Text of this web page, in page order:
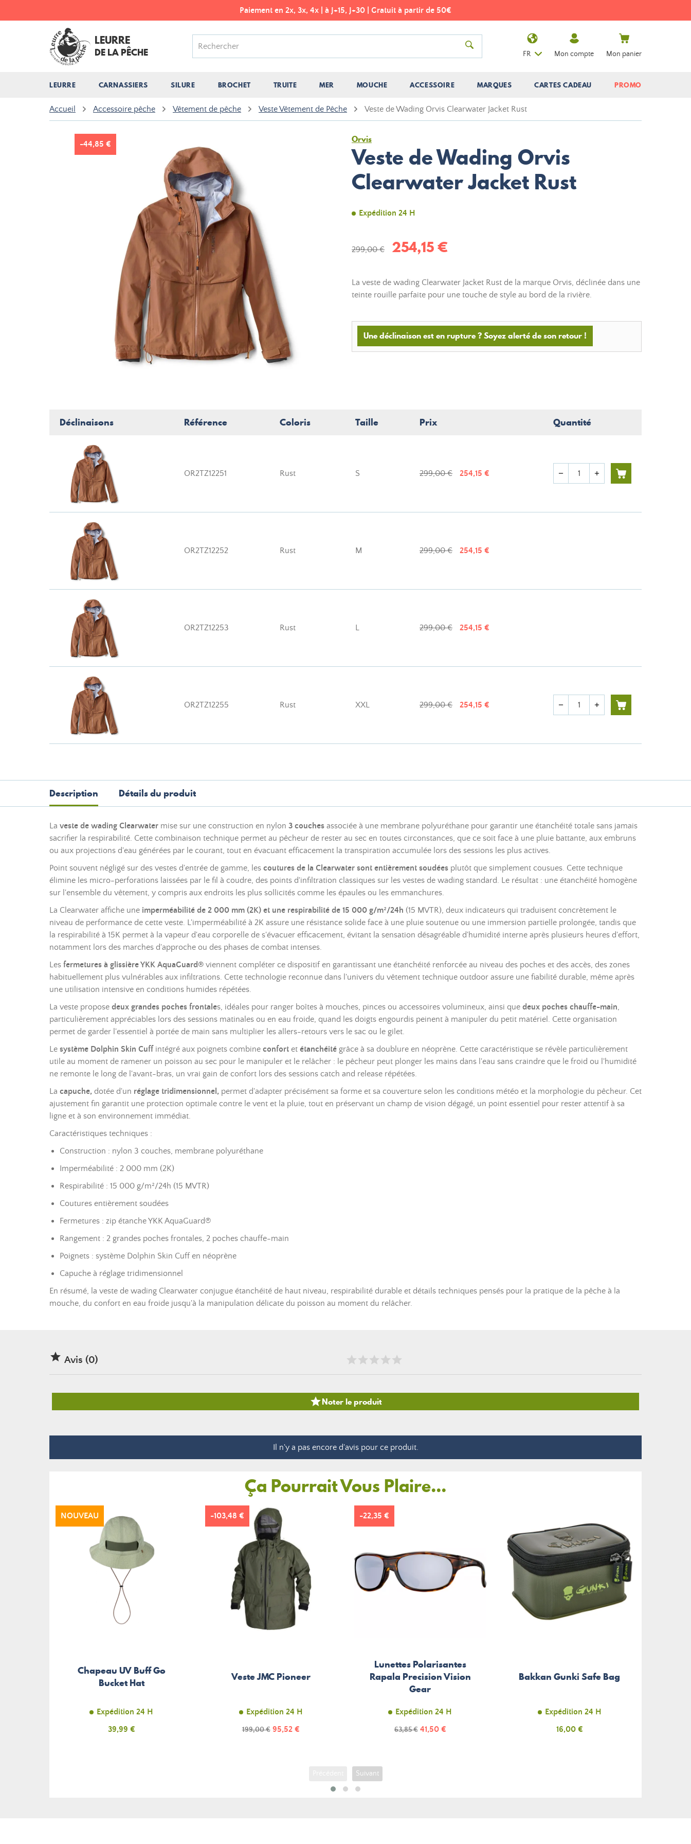
Paiement en 2x, 3x, 4x | à J+15, J+30 | Gratuit à partir de 50€
LEURRE
DE LA PÊCHE
LEURRE CARNASSIERS SILURE BROCHET TRUITE MER MOUCHE ACCESSOIRE MARQUES CARTES CADEAU PROMO
FR Mon compte Mon panier
Accueil Accessoire pêche Vêtement de pêche Veste Vêtement de Pêche Veste de Wading Orvis Clearwater Jacket Rust
-44,85 € Orvis
Veste de Wading Orvis
Clearwater Jacket Rust
Expédition 24 H
299,00 € 254,15 €
La veste de wading Clearwater Jacket Rust de la marque Orvis, déclinée dans une
teinte rouille parfaite pour une touche de style au bord de la rivière.
Une déclinaison est en rupture ? Soyez alerté de son retour !
Déclinaisons Référence Coloris Taille Prix Quantité
OR2TZ12251 Rust S 299,00 € 254,15 € Quantité
remove add
OR2TZ12252 Rust M 299,00 € 254,15 €
OR2TZ12253 Rust L 299,00 € 254,15 €
OR2TZ12255 Rust XXL 299,00 € 254,15 € Quantité
remove add
Description Détails du produit
La veste de wading Clearwater mise sur une construction en nylon 3 couches associée à une membrane polyuréthane pour garantir une étanchéité totale sans jamais
sacrifier la respirabilité. Cette combinaison technique permet au pêcheur de rester au sec en toutes circonstances, que ce soit face à une pluie battante, aux embruns
ou aux projections d'eau générées par le courant, tout en évacuant efficacement la transpiration accumulée lors des sessions les plus actives.
Point souvent négligé sur des vestes d'entrée de gamme, les coutures de la Clearwater sont entièrement soudées plutôt que simplement cousues. Cette technique
élimine les micro-perforations laissées par le fil à coudre, des points d'infiltration classiques sur les vestes de wading standard. Le résultat : une étanchéité homogène
sur l'ensemble du vêtement, y compris aux endroits les plus sollicités comme les épaules ou les emmanchures.
La Clearwater affiche une imperméabilité de 2 000 mm (2K) et une respirabilité de 15 000 g/m²/24h (15 MVTR), deux indicateurs qui traduisent concrètement le
niveau de performance de cette veste. L'imperméabilité à 2K assure une résistance solide face à une pluie soutenue ou une immersion partielle prolongée, tandis que
la respirabilité à 15K permet à la vapeur d'eau corporelle de s'évacuer efficacement, évitant la sensation désagréable d'humidité interne après plusieurs heures d'effort,
notamment lors des marches d'approche ou des phases de combat intenses.
Les fermetures à glissière YKK AquaGuard® viennent compléter ce dispositif en garantissant une étanchéité renforcée au niveau des poches et des accès, des zones
habituellement plus vulnérables aux infiltrations. Cette technologie reconnue dans l'univers du vêtement technique outdoor assure une fiabilité durable, même après
une utilisation intensive en conditions humides répétées.
La veste propose deux grandes poches frontales, idéales pour ranger boîtes à mouches, pinces ou accessoires volumineux, ainsi que deux poches chauffe-main,
particulièrement appréciables lors des sessions matinales ou en eau froide, quand les doigts engourdis peinent à manipuler du petit matériel. Cette organisation
permet de garder l'essentiel à portée de main sans multiplier les allers-retours vers le sac ou le gilet.
Le système Dolphin Skin Cuffintégré aux poignets combine confort et étanchéité grâce à sa doublure en néoprène. Cette caractéristique se révèle particulièrement
utile au moment de ramener un poisson au sec pour le manipuler et le relâcher : le pêcheur peut plonger les mains dans l'eau sans craindre que le froid ou l'humidité
ne remonte le long de l'avant-bras, un vrai gain de confort lors des sessions catch and release répétées.
La capuche, dotée d'un réglage tridimensionnel, permet d'adapter précisément sa forme et sa couverture selon les conditions météo et la morphologie du pêcheur. Cet
ajustement fin garantit une protection optimale contre le vent et la pluie, tout en préservant un champ de vision dégagé, un point essentiel pour rester attentif à sa
ligne et à son environnement immédiat.
Caractéristiques techniques :
Construction : nylon 3 couches, membrane polyuréthane
Imperméabilité : 2 000 mm (2K)
Respirabilité : 15 000 g/m²/24h (15 MVTR)
Coutures entièrement soudées
Fermetures : zip étanche YKK AquaGuard®
Rangement : 2 grandes poches frontales, 2 poches chauffe-main
Poignets : système Dolphin Skin Cuff en néoprène
Capuche à réglage tridimensionnel
En résumé, la veste de wading Clearwater conjugue étanchéité de haut niveau, respirabilité durable et détails techniques pensés pour la pratique de la pêche à la
mouche, du confort en eau froide jusqu'à la manipulation délicate du poisson au moment du relâcher.
 Avis (0)
Noter le produit
Il n'y a pas encore d'avis pour ce produit.
Ça Pourrait Vous Plaire...
Chapeau UV Buff Go
Bucket Hat
Expédition 24 H
Prix
39,99 €
NOUVEAU
Veste JMC Pioneer
Expédition 24 H
Prix
199,00 € Prix
95,52 €
-103,48 €
Lunettes Polarisantes
Rapala Precision Vision
Gear
Expédition 24 H
Prix
63,85 € Prix
41,50 €
-22,35 €
Bakkan Gunki Safe Bag
Expédition 24 H
Prix
16,00 €
Suivant